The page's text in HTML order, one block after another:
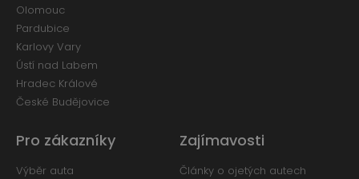
Pro zákazníky
Výběr auta
Zajímavosti
Články o ojetých autech
Olomouc
Pardubice
Karlovy Vary
Ústí nad Labem
Hradec Králové
České Budějovice